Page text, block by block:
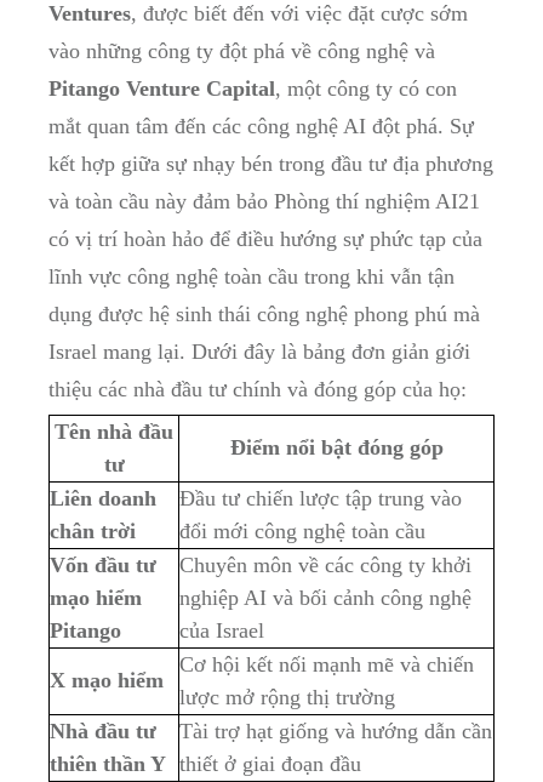
Ventures, được biết đến với việc đặt cược sớm
vào những công ty đột phá về công nghệ và
Pitango Venture Capital, một công ty có con
mắt quan tâm đến các công nghệ AI đột phá. Sự
kết hợp giữa sự nhạy bén trong đầu tư địa phương
và toàn cầu này đảm bảo Phòng thí nghiệm AI21
có vị trí hoàn hảo để điều hướng sự phức tạp của
lĩnh vực công nghệ toàn cầu trong khi vẫn tận
dụng được hệ sinh thái công nghệ phong phú mà
Israel mang lại. Dưới đây là bảng đơn giản giới
thiệu các nhà đầu tư chính và đóng góp của họ:
Tên nhà đầu
tư
Điểm nổi bật đóng góp
Liên doanh
chân trời
Đầu tư chiến lược tập trung vào
đổi mới công nghệ toàn cầu
Vốn đầu tư
mạo hiểm
Pitango
Chuyên môn về các công ty khởi
nghiệp AI và bối cảnh công nghệ
của Israel
X mạo hiểm
Cơ hội kết nối mạnh mẽ và chiến
lược mở rộng thị trường
Nhà đầu tư
thiên thần Y
Tài trợ hạt giống và hướng dẫn cần
thiết ở giai đoạn đầu